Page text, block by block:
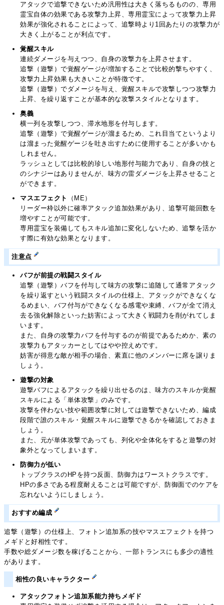
アタックで追撃できないため汎用性は大きく落ちるものの、専用
霊宝自体の効果である攻撃力上昇、専用霊宝によって攻撃力上昇
効果が強化されることによって、追撃時より1回あたりの攻撃力が
大きく上がることが利点です。
覚醒スキル
連続ダメージを与えつつ、自身の攻撃力を上昇させます。
追撃（遊撃）で覚醒ゲージが増加することで比較的撃ちやすく、
攻撃力上昇効果も大きいことが特徴です。
追撃（遊撃）でダメージを与え、覚醒スキルで攻撃しつつ攻撃力
上昇、を繰り返すことが基本的な攻撃スタイルとなります。
奥義
横一列を攻撃しつつ、滞水地形を付与します。
追撃（遊撃）で覚醒ゲージが溜まるため、これ目当てというより
は溜まった覚醒ゲージを吐き出すために使用することが多いかも
しれません。
ラッシュとしては比較的珍しい地形付与能力であり、自身の技と
のシナジーはありませんが、味方の雷ダメージを上昇させること
ができます。
マスエフェクト
（ME）
リーダー枠以外に確率アタック追加効果があり、追撃可能回数を
増やすことが可能です。
専用霊宝を装備してもスキル追加に変化しないため、追撃を活か
す際に有効な効果となります。
注意点
バフが前提の戦闘スタイル
追撃（遊撃）バフを付与して味方の攻撃に追随して通常アタック
を繰り返すという戦闘スタイルの仕様上、アタックができなくな
るめまい、バフ付与ができなくなる感電や束縛、バフが全て消え
去る強化解除といった妨害によって大きく戦闘力を削がれてしま
います。
また、自身の攻撃力バフを付与するのが前提であるためか、素の
攻撃力もアタッカーとしてはやや控えめです。
妨害が得意な敵が相手の場合、素直に他のメンバーに席を譲りま
しょう。
遊撃の対象
遊撃バフによるアタックを繰り出せるのは、味方のスキルか覚醒
スキルによる「単体攻撃」のみです。
攻撃を伴わない技や範囲攻撃に対しては遊撃できないため、編成
段階で誰のスキル・覚醒スキルに遊撃できるかを確認しておきま
しょう。
また、元が単体攻撃であっても、列化や全体化をすると遊撃の対
象外となってしまいます。
防御力が低い
トップクラスのHPを持つ反面、防御力はワーストクラスです。
HPの多さである程度耐えることは可能ですが、防御面でのケアを
忘れないようにしましょう。
おすすめ編成
追撃（遊撃）の仕様上、フォトン追加系の技やマスエフェクトを持つ
メギドと好相性です。
手数や総ダメージ数を稼げることから、一部トランスにも多少の適性
があります。
相性の良いキャラクター
アタックフォトン追加系能力持ちメギド